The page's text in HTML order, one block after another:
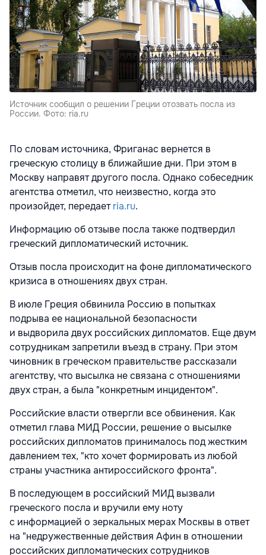
Источник сообщил о решении Греции отозвать посла из
России. Фото: ria.ru
По словам источника, Фриганас вернется в
греческую столицу в ближайшие дни. При этом в
Москву направят другого посла. Однако собеседник
агентства отметил, что неизвестно, когда это
произойдет, передаетria.ru.
Информацию об отзыве посла также подтвердил
греческий дипломатический источник.
Отзыв посла происходит на фоне дипломатического
кризиса в отношениях двух стран.
В июле Греция обвинила Россию в попытках
подрыва ее национальной безопасности
и выдворила двух российских дипломатов. Еще двум
сотрудникам запретили въезд в страну. При этом
чиновник в греческом правительстве рассказали
агентству, что высылка не связана с отношениями
двух стран, а была "конкретным инцидентом".
Российские власти отвергли все обвинения. Как
отметил глава МИД России, решение о высылке
российских дипломатов принималось под жестким
давлением тех, "кто хочет формировать из любой
страны участника антироссийского фронта".
В последующем в российский МИД вызвали
греческого посла и вручили ему ноту
с информацией о зеркальных мерах Москвы в ответ
на "недружественные действия Афин в отношении
российских дипломатических сотрудников